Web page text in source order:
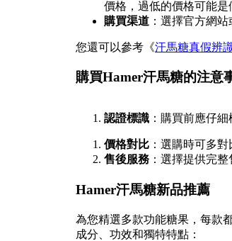
價格，過低的價格可能是
購買渠道 ：選擇官方網
您還可以參考《汗馬糖真假辨
購買Hamer汗馬糖的注意
認證標識 ：購買前應仔
價格對比 ：選購時可多
售後服務 ：選擇提供完
Hamer汗馬糖新品推薦
為您精選多款功能糖果，每款
成分、功效和獨特特點：